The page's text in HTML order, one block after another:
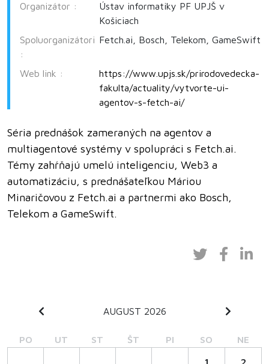
Organizátor :
Ústav informatiky PF UPJŠ v
Košiciach
Spoluorganizátori
:
Fetch.ai, Bosch, Telekom, GameSwift
Web link :
https://www.upjs.sk/prirodovedecka-
fakulta/actuality/vytvorte-ui-
agentov-s-fetch-ai/
Séria prednášok zameraných na agentov a
multiagentové systémy v spolupráci s Fetch.ai.
Témy zahŕňajú umelú inteligenciu, Web3 a
automatizáciu, s prednášateľkou Máriou
Minaričovou z Fetch.ai a partnermi ako Bosch,
Telekom a GameSwift.
AUGUST 2026
PO UT ST ŠT PI SO NE
1 2